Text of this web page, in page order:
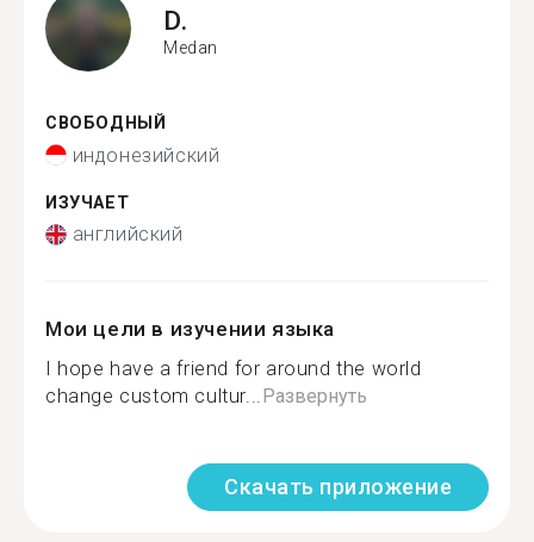
D.
Medan
СВОБОДНЫЙ
индонезийский
ИЗУЧАЕТ
английский
Мои цели в изучении языка
I hope have a friend for around the world
change custom cultur...Развернуть
Скачать приложение